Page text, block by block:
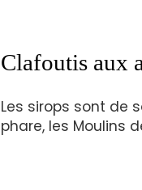
Clafoutis aux
Les sirops sont de
phare, les Moulins